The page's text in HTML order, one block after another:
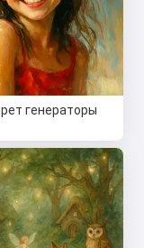
генераторы